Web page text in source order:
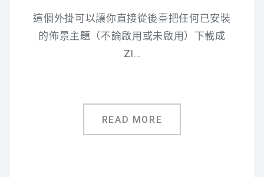
這個外掛可以讓你直接從後臺把任何已安裝
的佈景主題（不論啟用或未啟用）下載成
ZI…
READ MORE